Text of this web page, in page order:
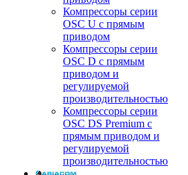
Компрессоры серии
OSC U с прямым
приводом
Компрессоры серии
OSC D с прямым
приводом и
регулируемой
производительностью
Компрессоры серии
OSC DS Premium с
прямым приводом и
регулируемой
производительностью